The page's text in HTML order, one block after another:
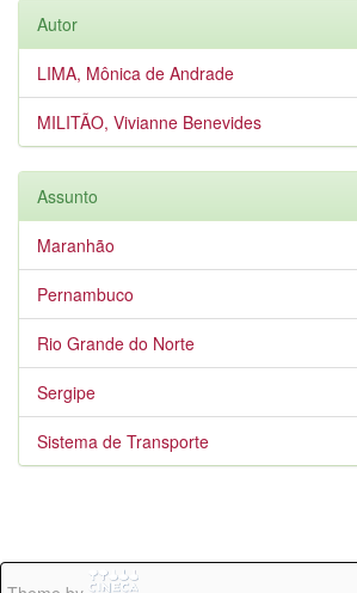
Autor
LIMA, Mônica de Andrade
MILITÃO, Vivianne Benevides
Assunto
Maranhão
Pernambuco
Rio Grande do Norte
Sergipe
Sistema de Transporte